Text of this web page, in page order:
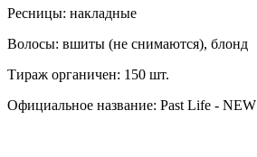
Ресницы: накладные
Волосы: вшиты (не снимаются), блонд
Тираж органичен: 150 шт.
Официальное название: Past Life - NEW